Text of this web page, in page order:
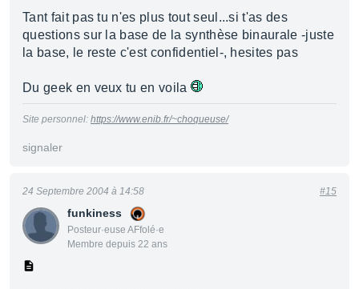
Tant fait pas tu n'es plus tout seul...si t'as des
questions sur la base de la synthèse binaurale -juste
la base, le reste c'est confidentiel-, hesites pas
Du geek en veux tu en voila
Site personnel: https://www.enib.fr/~choqueuse/
signaler
funkiness
Posteur·euse AFfolé·e
Membre depuis 22 ans
24 Septembre 2004 à 14:58 #15